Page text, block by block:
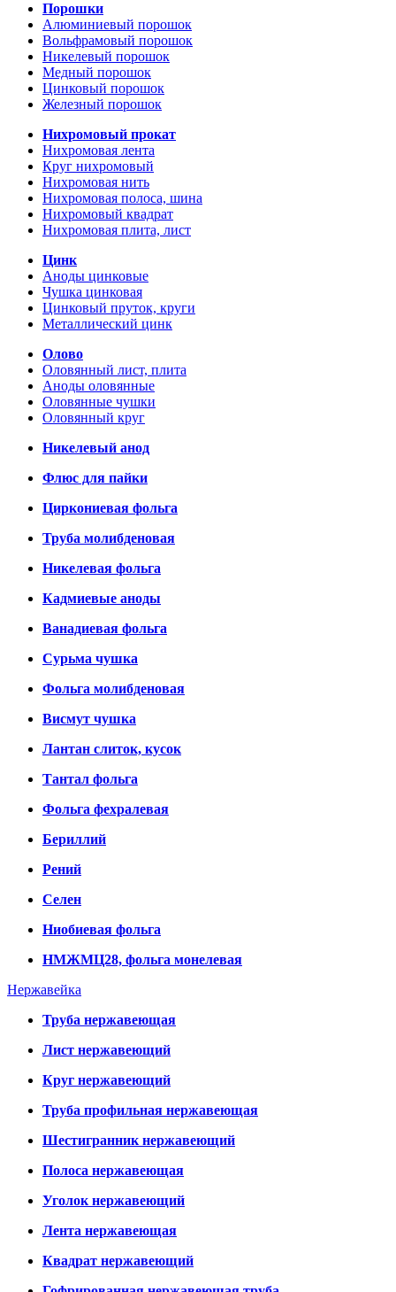
Порошки
Алюминиевый порошок
Вольфрамовый порошок
Никелевый порошок
Медный порошок
Цинковый порошок
Железный порошок
Нихромовый прокат
Нихромовая лента
Круг нихромовый
Нихромовая нить
Нихромовая полоса, шина
Нихромовый квадрат
Нихромовая плита, лист
Цинк
Аноды цинковые
Чушка цинковая
Цинковый пруток, круги
Металлический цинк
Олово
Оловянный лист, плита
Аноды оловянные
Оловянные чушки
Оловянный круг
Никелевый анод
Флюс для пайки
Циркониевая фольга
Труба молибденовая
Никелевая фольга
Кадмиевые аноды
Ванадиевая фольга
Сурьма чушка
Фольга молибденовая
Висмут чушка
Лантан слиток, кусок
Тантал фольга
Фольга фехралевая
Бериллий
Рений
Селен
Ниобиевая фольга
НМЖМЦ28, фольга монелевая
Нержавейка
Труба нержавеющая
Лист нержавеющий
Круг нержавеющий
Труба профильная нержавеющая
Шестигранник нержавеющий
Полоса нержавеющая
Уголок нержавеющий
Лента нержавеющая
Квадрат нержавеющий